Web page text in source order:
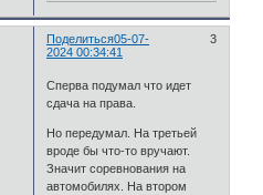
Поделиться 3
05-07-
2024 00:34:41
Сперва подумал что идет
сдача на права.
Но передумал. На третьей
вроде бы что-то вручают.
Значит соревнования на
автомобилях. На втором